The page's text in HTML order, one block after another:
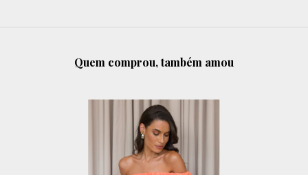
Quem comprou, também amou